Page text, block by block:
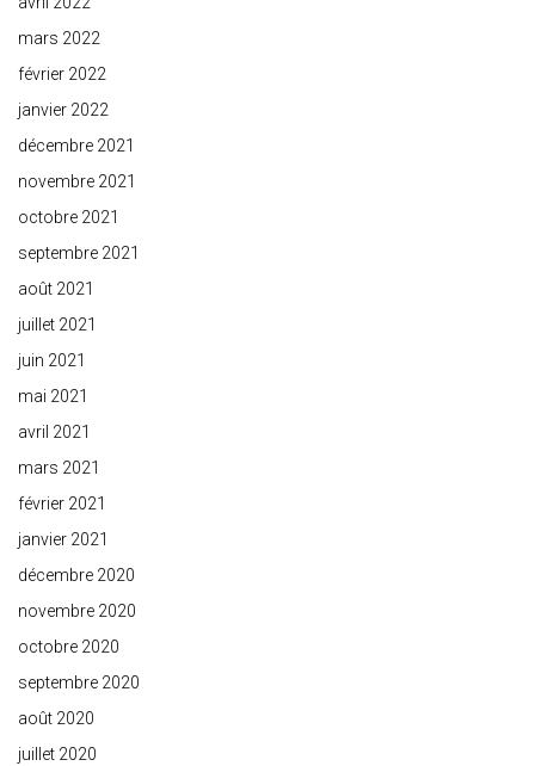
mars 2022
février 2022
janvier 2022
décembre 2021
novembre 2021
octobre 2021
septembre 2021
août 2021
juillet 2021
juin 2021
mai 2021
avril 2021
mars 2021
février 2021
janvier 2021
décembre 2020
novembre 2020
octobre 2020
septembre 2020
août 2020
juillet 2020